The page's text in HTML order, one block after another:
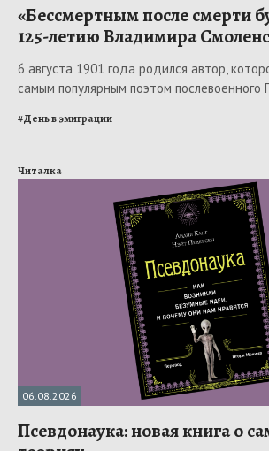
«Бессмертным после смерти
125-летию Владимира
6 августа 1901 года родился автор,
самым популярным поэтом послевоенного
#День в эмиграции
Читалка
06.08.2026
Псевдонаука: новая книга о